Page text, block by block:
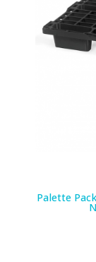
Palette